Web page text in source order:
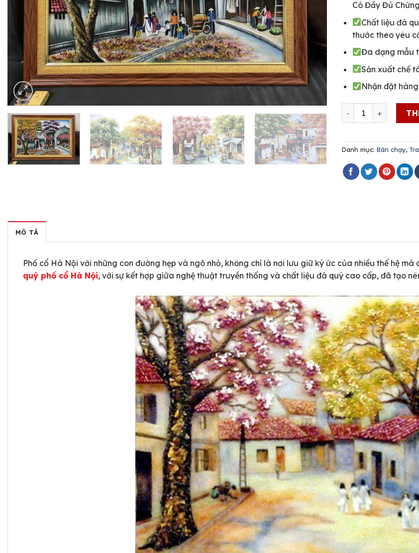
Có Đầy Đủ
Chất liệu đá
thước theo yêu
Đa dạng mẫu
Sản xuất chế
Nhận đặt
10+ Tranh Đá Quý
Danh mục: Bán chạy,
MÔ TẢ
Phố cổ Hà Nội với những con đường hẹp và ngõ nhỏ, không chỉ là nơi lưu giữ ký ức của nhiều thế hệ
quý phố cổ Hà Nội, với sự kết hợp giữa nghệ thuật truyền thống và chất liệu đá quý cao cấp, đã tạo